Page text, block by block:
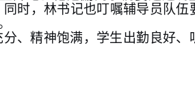
时，林书记也叮嘱辅导员队伍
、精神饱满，学生出勤良好、